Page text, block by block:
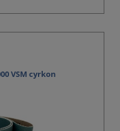
VSM cyrkon